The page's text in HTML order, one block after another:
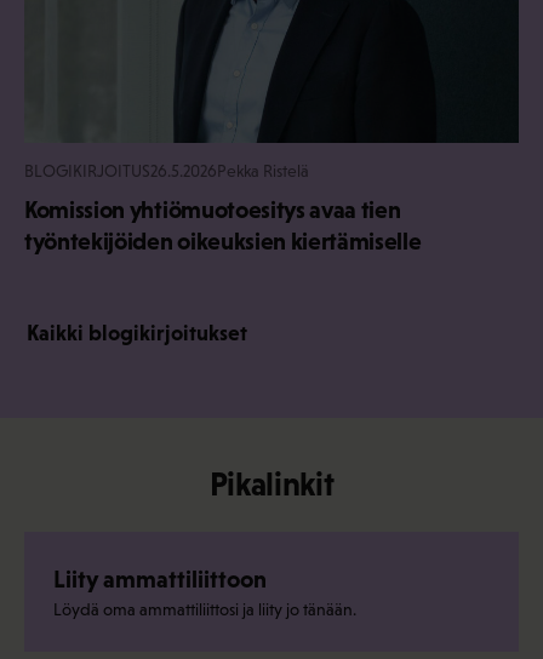
BLOGIKIRJOITUS26.5.2026Pekka Ristelä
Komission yhtiömuotoesitys avaa tien
työntekijöiden oikeuksien kiertämiselle
Kaikki blogikirjoitukset
Pikalinkit
Liity ammattiliittoon
Löydä oma ammattiliittosi ja liity jo tänään.